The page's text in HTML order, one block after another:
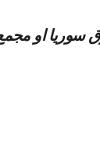
او مجمع